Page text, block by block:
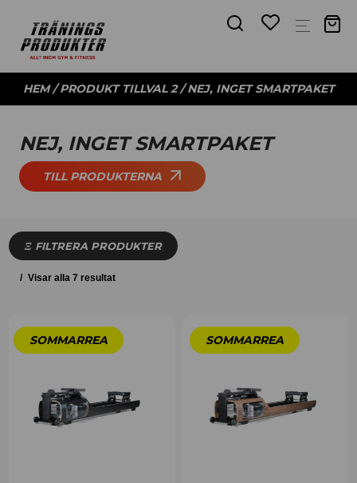
HEM/ PRODUKT TILLVAL 2 / NEJ, INGET SMARTPAKET
NEJ, INGET SMARTPAKET
TILL PRODUKTERNA
FILTRERA PRODUKTER
Visar alla 7 resultat